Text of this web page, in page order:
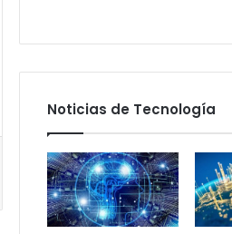
Noticias de Tecnología